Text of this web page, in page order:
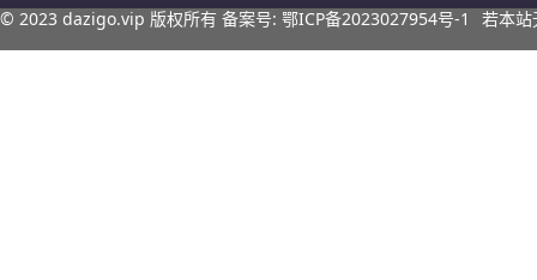
© 2023 dazigo.vip 版权所有 备案号: 鄂ICP备2023027954号-1 若本